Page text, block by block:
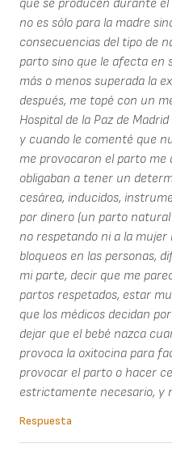
que se producen durante
no es sólo para la madre
consecuencias del tipo de
parto sino que le afecta en
más o menos superada la
después, me topé con un
Hospital de la Paz de
y cuando le comenté que
me provocaron el parto me
obligaban a tener un
cesárea, inducidos,
por dinero (un parto natural
no respetando ni a la
bloqueos en las personas,
mi parte, decir que me
partos respetados, estar
que los médicos decidan
dejar que el bebé nazca
provoca la oxitocina para
provocar el parto o hacer
estrictamente necesario, y
Respuesta